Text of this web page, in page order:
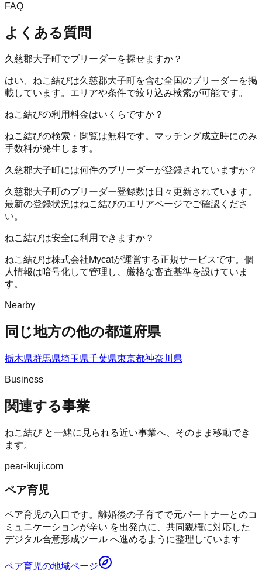
FAQ
よくある質問
久慈郡大子町でブリーダーを探せますか？
はい、ねこ結びは久慈郡大子町を含む全国のブリーダーを掲
載しています。エリアや条件で絞り込み検索が可能です。
ねこ結びの利用料金はいくらですか？
ねこ結びの検索・閲覧は無料です。マッチング成立時にのみ
手数料が発生します。
久慈郡大子町には何件のブリーダーが登録されていますか？
久慈郡大子町のブリーダー登録数は日々更新されています。
最新の登録状況はねこ結びのエリアページでご確認くださ
い。
ねこ結びは安全に利用できますか？
ねこ結びは株式会社Mycatが運営する正規サービスです。個
人情報は暗号化して管理し、厳格な審査基準を設けていま
す。
Nearby
同じ地方の他の都道府県
栃木県群馬県埼玉県千葉県東京都神奈川県
Business
関連する事業
ねこ結びと一緒に見られる近い事業へ、そのまま移動でき
ます。
pear-ikuji.com
ペア育児
ペア育児の入口です。離婚後の子育てで元パートナーとのコ
ミュニケーションが辛い を出発点に、共同親権に対応した
デジタル合意形成ツール へ進めるように整理しています
ペア育児の地域ページ